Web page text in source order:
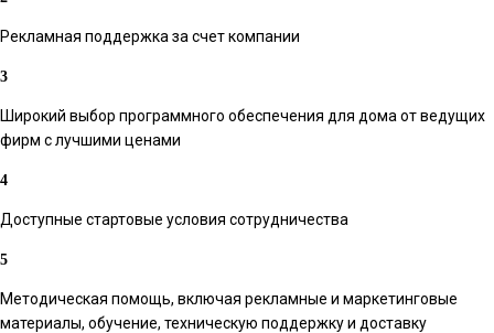
Рекламная поддержка за счет компании
Широкий выбор программного обеспечения для дома от ведущих
фирм с лучшими ценами
Доступные стартовые условия сотрудничества
Методическая помощь, включая рекламные и маркетинговые
материалы, обучение, техническую поддержку и доставку